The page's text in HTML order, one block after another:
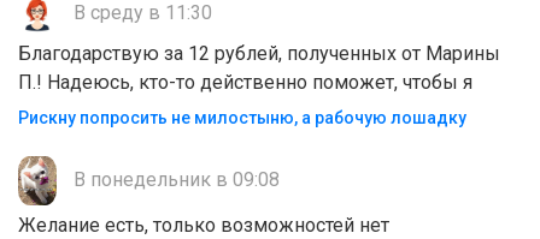
В среду в 11:30
Благодарствую за 12 рублей, полученных от Марины
П.! Надеюсь, кто-то действенно поможет, чтобы я
Рискну попросить не милостыню, а рабочую лошадку
В понедельник в 09:08
Желание есть, только возможностей нет